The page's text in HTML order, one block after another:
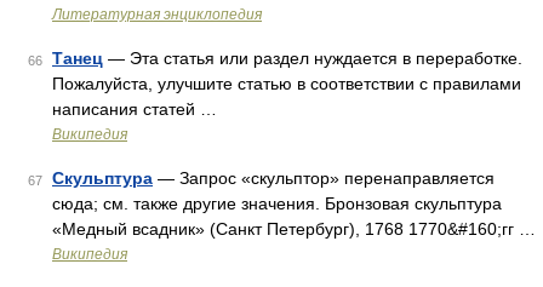
Литературная энциклопедия
66 Танец — Эта статья или раздел нуждается в переработке.
Пожалуйста, улучшите статью в соответствии с правилами
написания статей …
Википедия
67 Скульптура — Запрос «скульптор» перенаправляется
сюда; см. также другие значения. Бронзовая скульптура
«Медный всадник» (Санкт Петербург), 1768 1770&#160;гг …
Википедия